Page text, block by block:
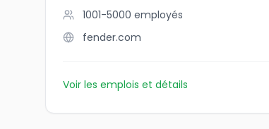
1001-5000 employés
fender.com
Voir les emplois et détails